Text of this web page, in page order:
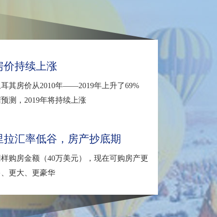
价持续上涨
其房价从2010年——2019年上升了69%
测，2019年将持续上涨
拉汇率低谷，房产抄底期
购房金额（40万美元），现在可购房产更
更大、更豪华